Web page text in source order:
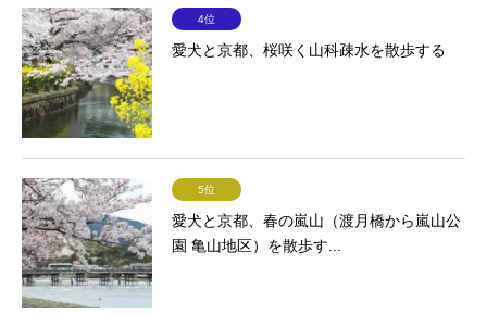
4位
愛犬と京都、桜咲く山科疎水を散歩する
5位
愛犬と京都、春の嵐山（渡月橋から嵐山公
園 亀山地区）を散歩す...